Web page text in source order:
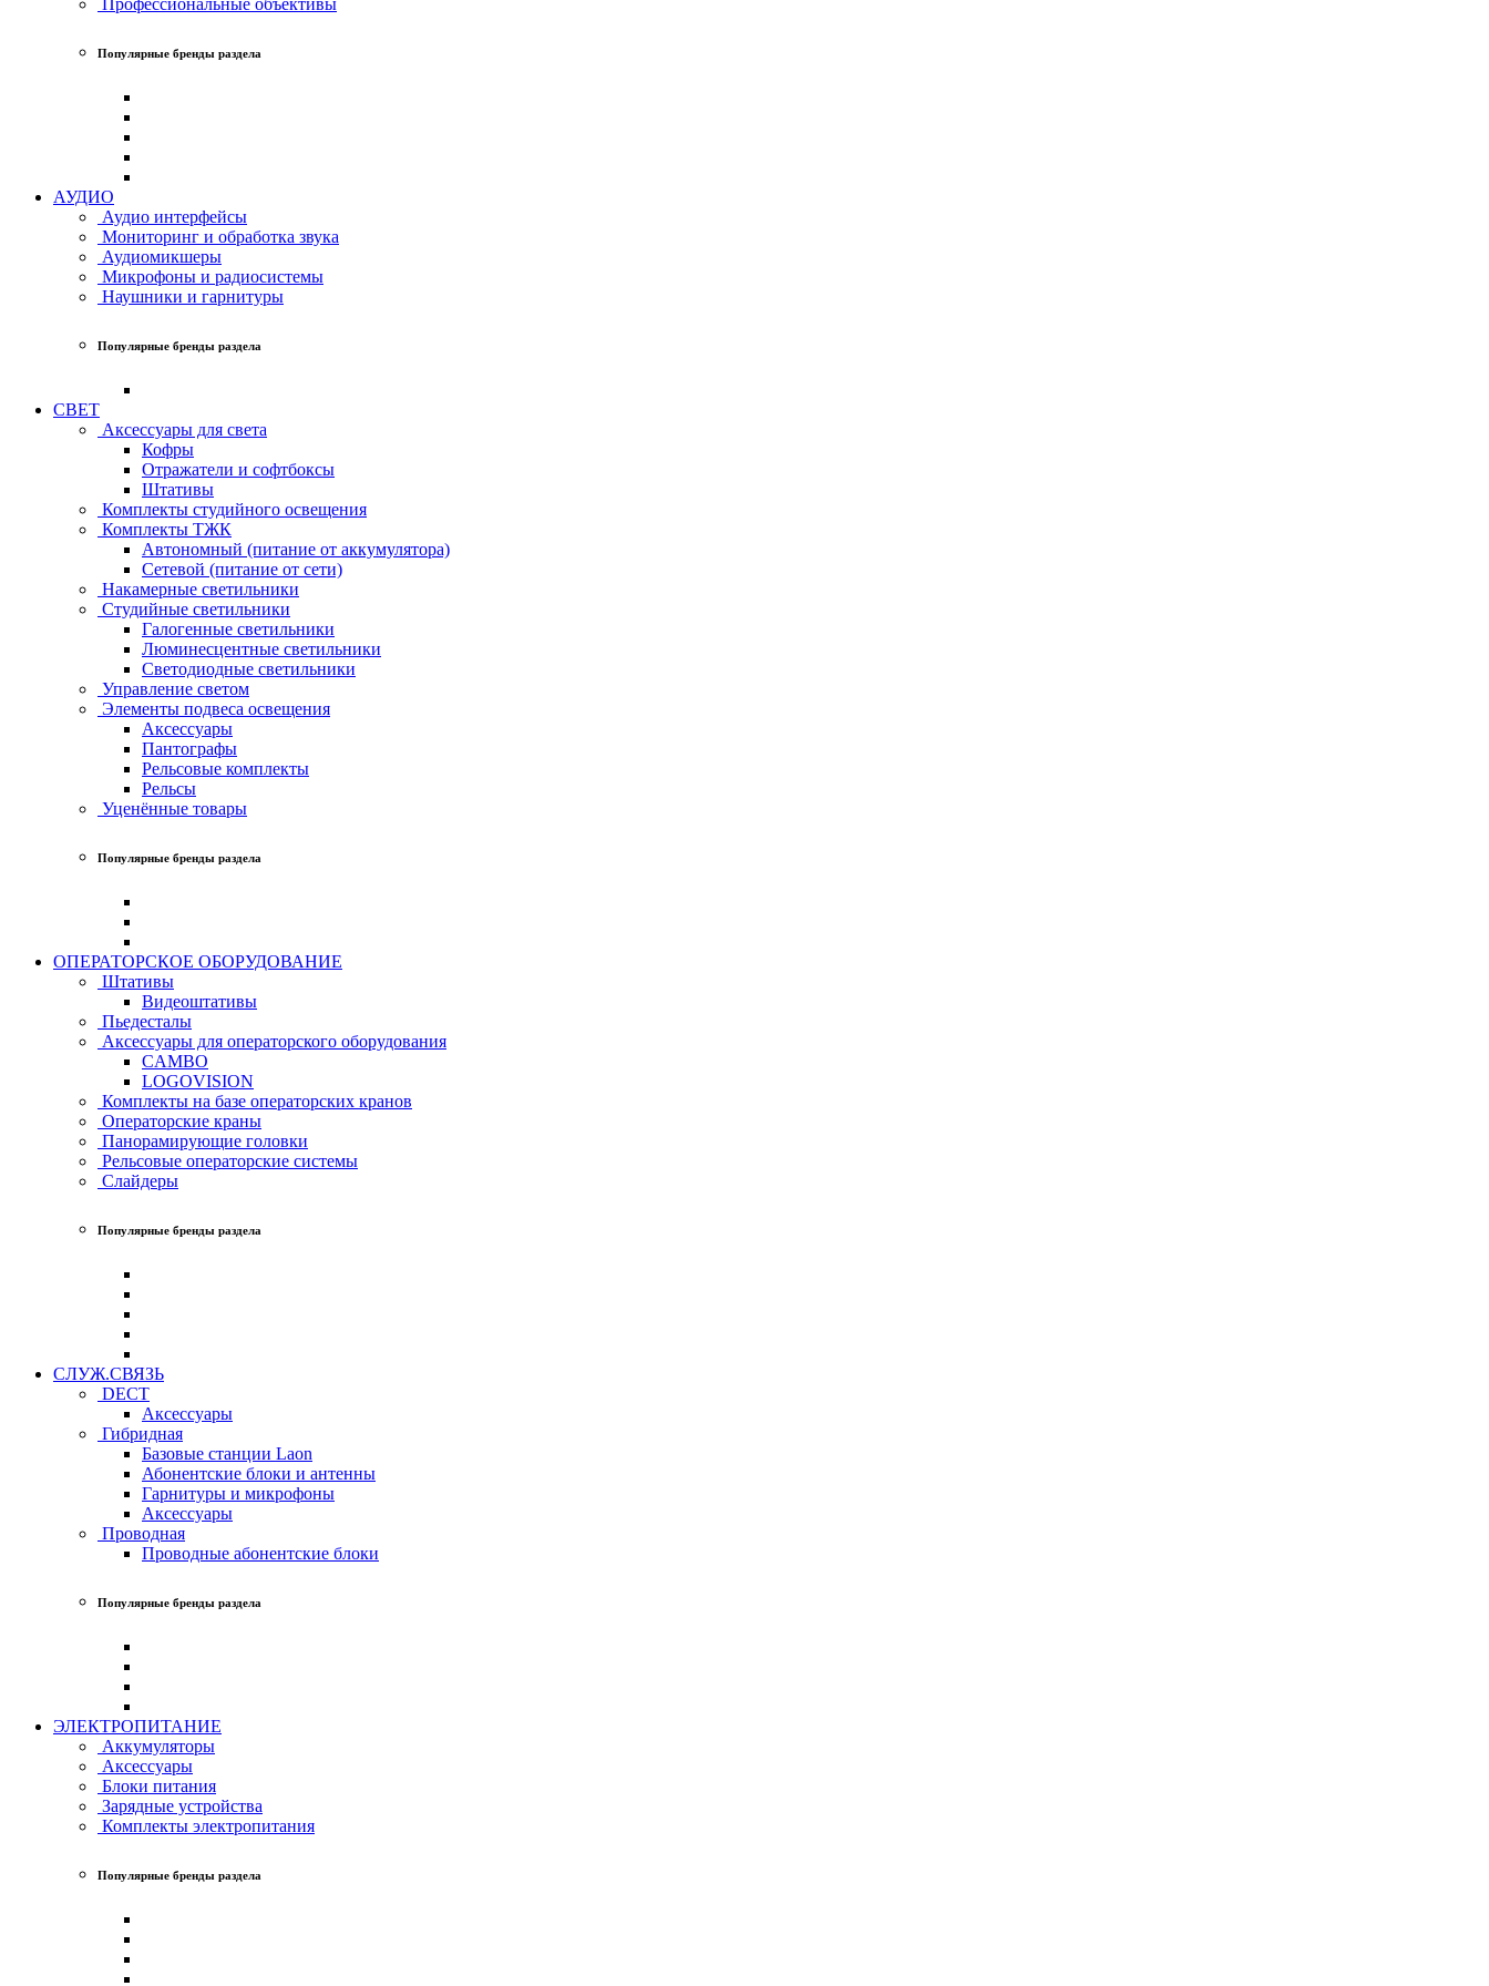
Профессиональные объективы
Популярные бренды раздела
АУДИО
Аудио интерфейсы
Мониторинг и обработка звука
Аудиомикшеры
Микрофоны и радиосистемы
Наушники и гарнитуры
Популярные бренды раздела
СВЕТ
Аксессуары для света
Кофры
Отражатели и софтбоксы
Штативы
Комплекты студийного освещения
Комплекты ТЖК
Автономный (питание от аккумулятора)
Сетевой (питание от сети)
Накамерные светильники
Студийные светильники
Галогенные светильники
Люминесцентные светильники
Светодиодные светильники
Управление светом
Элементы подвеса освещения
Аксессуары
Пантографы
Рельсовые комплекты
Рельсы
Уценённые товары
Популярные бренды раздела
ОПЕРАТОРСКОЕ ОБОРУДОВАНИЕ
Штативы
Видеоштативы
Пьедесталы
Аксессуары для операторского оборудования
CAMBO
LOGOVISION
Комплекты на базе операторских кранов
Операторские краны
Панорамирующие головки
Рельсовые операторские системы
Слайдеры
Популярные бренды раздела
СЛУЖ.СВЯЗЬ
DECT
Аксессуары
Гибридная
Базовые станции Laon
Абонентские блоки и антенны
Гарнитуры и микрофоны
Аксессуары
Проводная
Проводные абонентские блоки
Популярные бренды раздела
ЭЛЕКТРОПИТАНИЕ
Аккумуляторы
Аксессуары
Блоки питания
Зарядные устройства
Комплекты электропитания
Популярные бренды раздела